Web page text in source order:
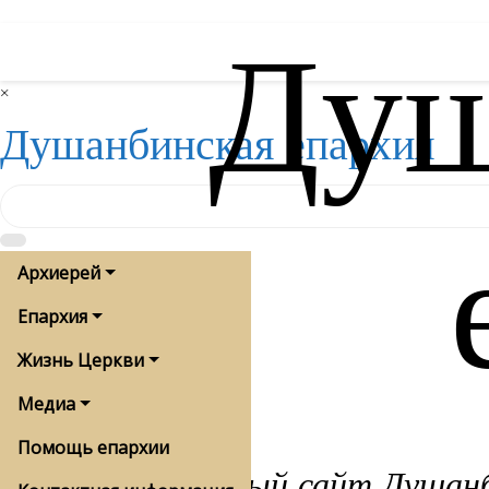
×
Душанбинская епархия
Архиерей
Епархия
Жизнь Церкви
Медиа
Помощь епархии